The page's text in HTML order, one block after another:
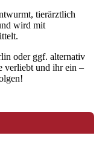
tierärztlich
wird mit
oder ggf. alternativ
verliebt und ihr ein –